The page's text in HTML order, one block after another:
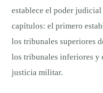
establece el poder judicial
capítulos: el primero
los tribunales superiores
los tribunales inferiores y
justicia militar.